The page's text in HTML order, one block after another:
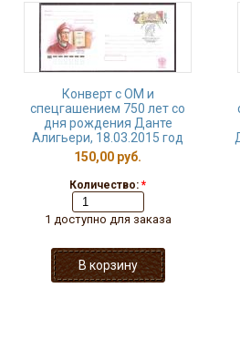
Конверт с ОМ и
спецгашением 750 лет со
дня рождения Данте
Алигьери, 18.03.2015 год
150,00 руб.
Количество: *
1 доступно для заказа